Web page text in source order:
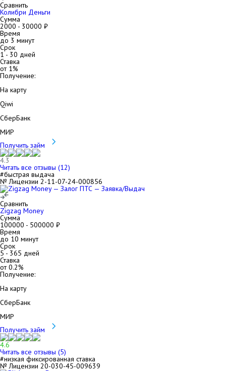
Сравнить
Колибри Деньги
Сумма
2000 - 30000 ₽
Время
до 3 минут
Срок
1- 30 дней
Ставка
от 1%
Получение:
На карту
Qiwi
СберБанк
МИР
Получить займ
4.3
Читать все отзывы (12)
#быстрая выдача
№ Лицензии 2-11-07-24-000856
Сравнить
Zigzag Money
Сумма
100000 - 500000 ₽
Время
до 10 минут
Срок
5- 365 дней
Ставка
от0.2%
Получение:
На карту
СберБанк
МИР
Получить займ
4.6
Читать все отзывы (5)
#низкая фиксированная ставка
№ Лицензии 20-030-45-009639